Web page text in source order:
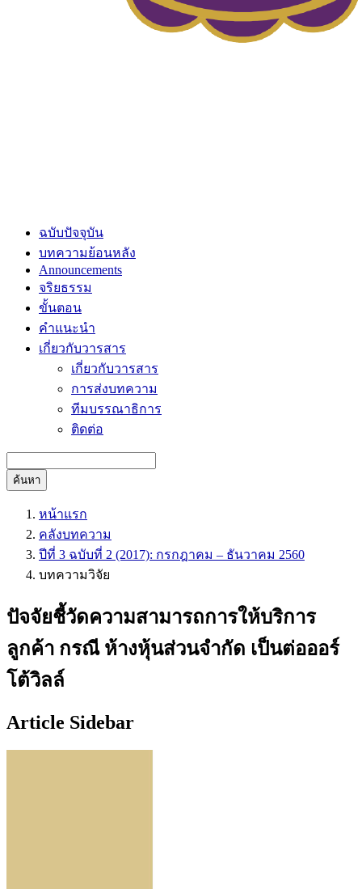
ฉบับปัจจุบัน
บทความย้อนหลัง
Announcements
จริยธรรม
ขั้นตอน
คำแนะนำ
เกี่ยวกับวารสาร
เกี่ยวกับวารสาร
การส่งบทความ
ทีมบรรณาธิการ
ติดต่อ
ค้นหา
หน้าแรก
คลังบทความ
ปีที่ 3 ฉบับที่ 2 (2017): กรกฎาคม – ธันวาคม 2560
บทความวิจัย
ปัจจัยชี้วัดความสามารถการให้บริการ
ลูกค้า กรณี ห้างหุ้นส่วนจำกัด เป็นต่อออร์
โต้วิลล์
Article Sidebar